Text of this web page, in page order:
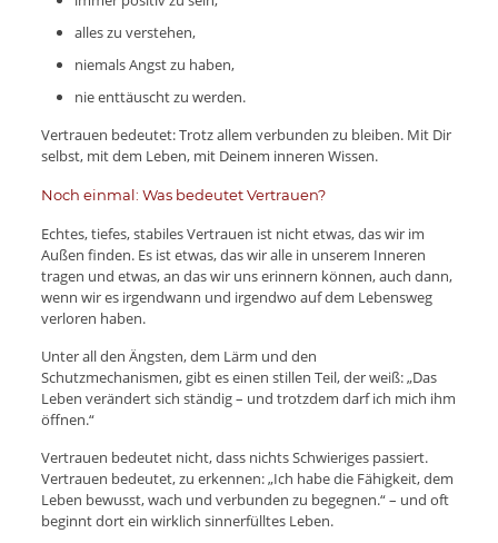
alles zu verstehen,
niemals Angst zu haben,
nie enttäuscht zu werden.
Vertrauen bedeutet: Trotz allem verbunden zu bleiben. Mit Dir
selbst, mit dem Leben, mit Deinem inneren Wissen.
Noch einmal: Was bedeutet Vertrauen?
Echtes, tiefes, stabiles Vertrauen ist nicht etwas, das wir im
Außen finden. Es ist etwas, das wir alle in unserem Inneren
tragen und etwas, an das wir uns erinnern können, auch dann,
wenn wir es irgendwann und irgendwo auf dem Lebensweg
verloren haben.
Unter all den Ängsten, dem Lärm und den
Schutzmechanismen, gibt es einen stillen Teil, der weiß: „Das
Leben verändert sich ständig – und trotzdem darf ich mich ihm
öffnen.“
Vertrauen bedeutet nicht, dass nichts Schwieriges passiert.
Vertrauen bedeutet, zu erkennen: „Ich habe die Fähigkeit, dem
Leben bewusst, wach und verbunden zu begegnen.“ – und oft
beginnt dort ein wirklich sinnerfülltes Leben.